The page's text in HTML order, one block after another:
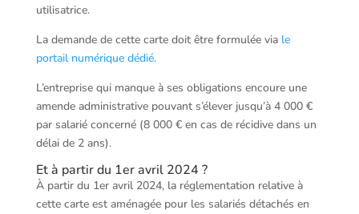
utilisatrice.
La demande de cette carte doit être formulée via le
portail numérique dédié.
L’entreprise qui manque à ses obligations encoure une
amende administrative pouvant s’élever jusqu’à 4 000 €
par salarié concerné (8 000 € en cas de récidive dans un
délai de 2 ans).
Et à partir du 1er avril 2024 ?
À partir du 1er avril 2024, la réglementation relative à
cette carte est aménagée pour les salariés détachés en